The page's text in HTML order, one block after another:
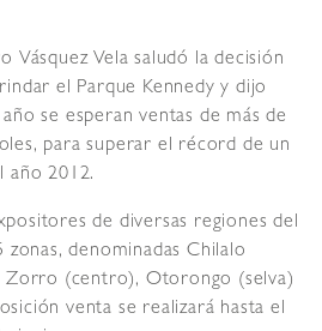
Vásquez Vela saludó la decisión
el Parque Kennedy y dijo
se esperan ventas de más de
para superar el récord de un
año 2012.
de diversas regiones del
zonas, denominadas Chilalo
(centro), Otorongo (selva)
venta se realizará hasta el